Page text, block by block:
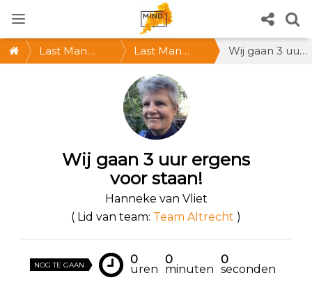
Last Man
Last Man
Standing
@Utrecht *
ZA 30 OKT,
12-15 uur *
Doe mee!
Wij gaan 3 uur ergens voor staan!
Wij gaan 3 uur ergens
voor staan!
Hanneke van Vliet
( Lid van team: Team Altrecht )
NOG TE GAAN 0
uren
0
minuten
0
seconden